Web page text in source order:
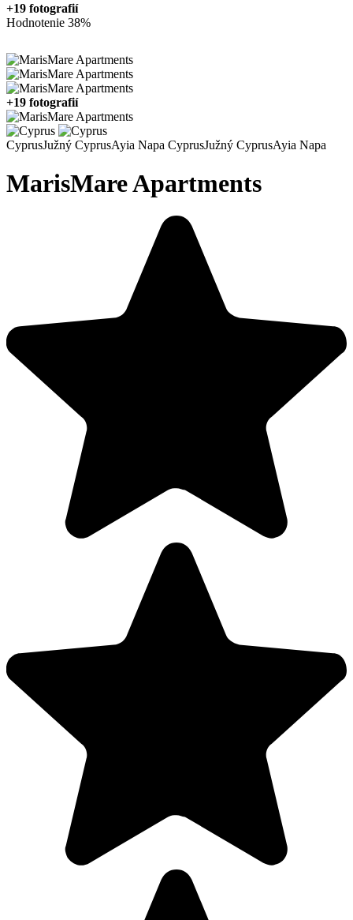
+19 fotografií
Hodnotenie 38%
+19 fotografií
CyprusJužný CyprusAyia Napa CyprusJužný CyprusAyia Napa
MarisMare Apartments